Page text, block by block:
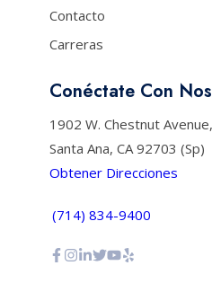
Contacto
Carreras
Conéctate Con
1902 W. Chestnut Avenue,
Santa Ana, CA 92703 (Sp)
Obtener Direcciones
(714) 834-9400